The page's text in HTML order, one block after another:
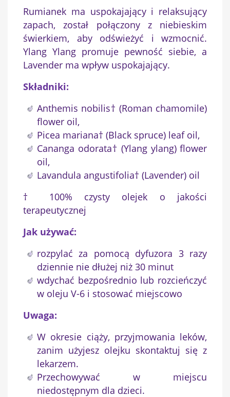
Rumianek ma uspokajający i relaksujący
zapach, został połączony z niebieskim
świerkiem, aby odświeżyć i wzmocnić.
Ylang Ylang promuje pewność siebie, a
Lavender ma wpływ uspokajający.
Składniki:
Anthemis nobilis† (Roman chamomile)
flower oil,
Picea mariana† (Black spruce) leaf oil,
Cananga odorata† (Ylang ylang) flower
oil,
Lavandula angustifolia† (Lavender) oil
† 100% czysty olejek o jakości
terapeutycznej
Jak używać:
rozpylać za pomocą dyfuzora 3 razy
dziennie nie dłużej niż 30 minut
wdychać bezpośrednio lub rozcieńczyć
w oleju V-6 i stosować miejscowo
Uwaga:
W okresie ciąży, przyjmowania leków,
zanim użyjesz olejku skontaktuj się z
lekarzem.
Przechowywać w miejscu
niedostępnym dla dzieci.
Utwórz listę życzeń ×
Nazwa listy życzeń
Anuluj Utwórz listę życzeń